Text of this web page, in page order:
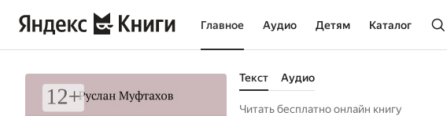
Главное Аудио Детям Каталог
Текст Аудио
Читать бесплатно онлайн книгу